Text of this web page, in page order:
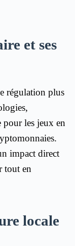
et ses
régulation plus
pour les jeux en
impact direct
tout en
locale